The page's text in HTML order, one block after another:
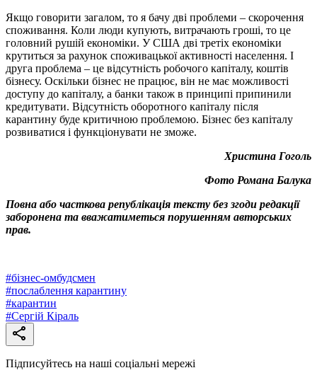
Якщо говорити загалом, то я бачу дві проблеми – скорочення
споживання. Коли люди купують, витрачають гроші, то це
головний рушій економіки. У США дві третіх економіки
крутиться за рахунок споживацької активності населення. І
друга проблема – це відсутність робочого капіталу, коштів
бізнесу. Оскільки бізнес не працює, він не має можливості
доступу до капіталу, а банки також в принципі припинили
кредитувати. Відсутність оборотного капіталу після
карантину буде критичною проблемою. Бізнес без капіталу
розвиватися і функціонувати не зможе.
Христина Гоголь
Фото Романа Балука
Повна або часткова републікація тексту без згоди редакції
заборонена та вважатиметься порушенням авторських
прав.
#бізнес-омбудсмен
#послаблення карантину
#карантин
#Сергій Кіраль
Підписуйтесь на наші соціальні мережі